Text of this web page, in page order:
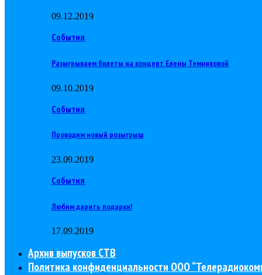
09.12.2019
События
Разыгрываем билеты на концерт Елены Темниковой
09.10.2019
События
Проводим новый розыгрыш
23.09.2019
События
Любим дарить подарки!
17.09.2019
Архив выпусков СТВ
Политика конфиденциальности ООО